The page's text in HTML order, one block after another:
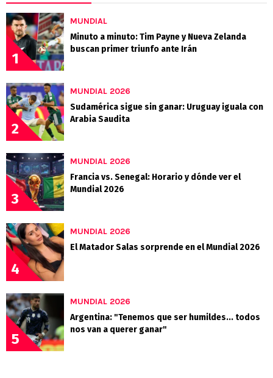
1
MUNDIAL
Minuto a minuto: Tim Payne y Nueva Zelanda
buscan primer triunfo ante Irán
2
MUNDIAL 2026
Sudamérica sigue sin ganar: Uruguay iguala con
Arabia Saudita
3
MUNDIAL 2026
Francia vs. Senegal: Horario y dónde ver el
Mundial 2026
4
MUNDIAL 2026
El Matador Salas sorprende en el Mundial 2026
5
MUNDIAL 2026
Argentina: "Tenemos que ser humildes... todos
nos van a querer ganar"